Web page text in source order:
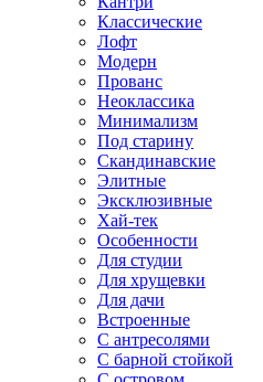
Классические
Лофт
Модерн
Прованс
Неоклассика
Минимализм
Под старину
Скандинавские
Элитные
Эксклюзивные
Хай-тек
Особенности
Для студии
Для хрущевки
Для дачи
Встроенные
С антресолями
С барной стойкой